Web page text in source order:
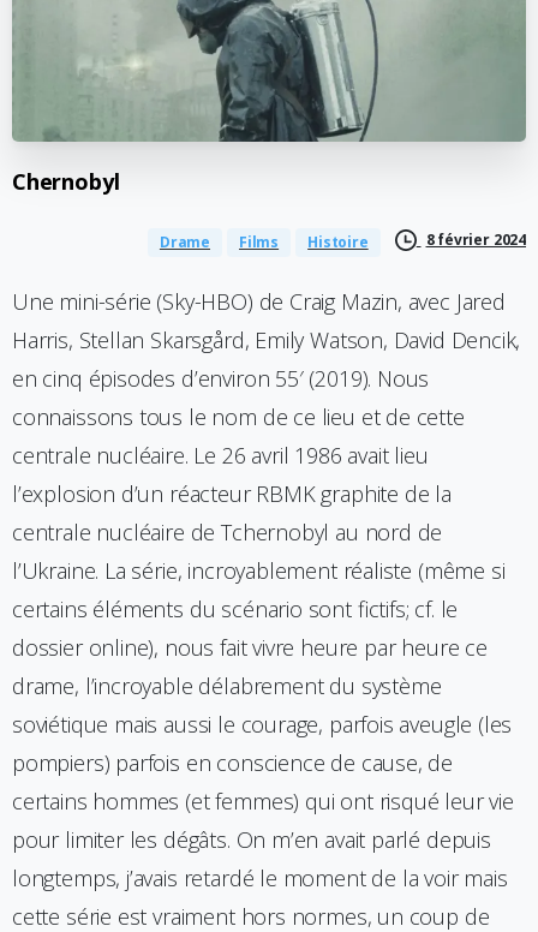
Chernobyl
Drame Films Histoire 8 février 2024
Une mini-série (Sky-HBO) de Craig Mazin, avec Jared
Harris, Stellan Skarsgård, Emily Watson, David Dencik,
en cinq épisodes d’environ 55′ (2019). Nous
connaissons tous le nom de ce lieu et de cette
centrale nucléaire. Le 26 avril 1986 avait lieu
l’explosion d’un réacteur RBMK graphite de la
centrale nucléaire de Tchernobyl au nord de
l’Ukraine. La série, incroyablement réaliste (même si
certains éléments du scénario sont fictifs; cf. le
dossier online), nous fait vivre heure par heure ce
drame, l’incroyable délabrement du système
soviétique mais aussi le courage, parfois aveugle (les
pompiers) parfois en conscience de cause, de
certains hommes (et femmes) qui ont risqué leur vie
pour limiter les dégâts. On m’en avait parlé depuis
longtemps, j’avais retardé le moment de la voir mais
cette série est vraiment hors normes, un coup de